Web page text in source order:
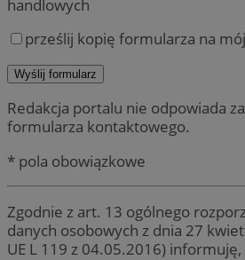
handlowych
prześlij kopię formularza na
Redakcja portalu nie odpowiada
formularza kontaktowego.
* pola obowiązkowe
Zgodnie z art. 13 ogólnego
danych osobowych z dnia 27
UE L 119 z 04.05.2016) informuję,